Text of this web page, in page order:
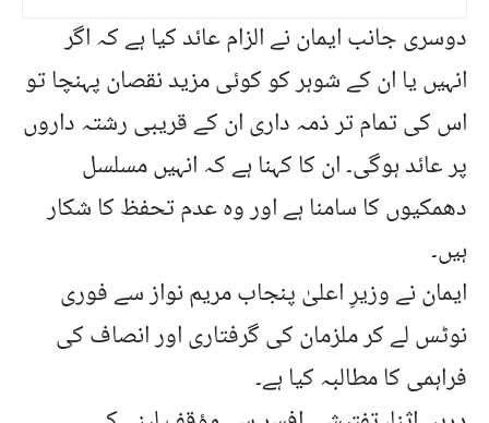
دوسری جانب ایمان نے الزام عائد کیا ہے کہ اگر
انہیں یا ان کے شوہر کو کوئی مزید نقصان پہنچا تو
اس کی تمام تر ذمہ داری ان کے قریبی رشتہ داروں
پر عائد ہوگی۔ ان کا کہنا ہے کہ انہیں مسلسل
دھمکیوں کا سامنا ہے اور وہ عدم تحفظ کا شکار
ہیں۔
ایمان نے وزیرِ اعلیٰ پنجاب مریم نواز سے فوری
نوٹس لے کر ملزمان کی گرفتاری اور انصاف کی
فراہمی کا مطالبہ کیا ہے۔